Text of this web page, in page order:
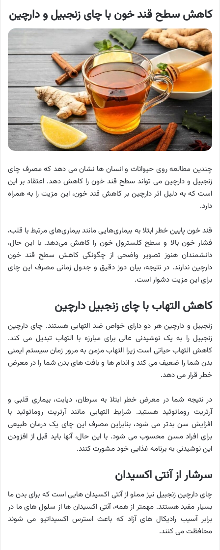
کاهش سطح قند خون با چای زنجبیل و دارچین
چندین مطالعه روی حیوانات و انسان ها نشان می دهد که مصرف چای
زنجبیل و دارچین می تواند سطح قند خون را کاهش دهد. اعتقاد بر این
است که به دلیل اثر دارچین بر کاهش قند خون، این مزیت را به همراه
دارد.
قند خون پایین خطر ابتلا به بیماری‌هایی مانند بیماری‌های مرتبط با قلب،
فشار خون بالا و سطح کلسترول خون را کاهش می‌دهد. با این حال،
دانشمندان هنوز تصویر واضحی از چگونگی کاهش سطح قند خون
دارچین ندارند. در نتیجه، بیان دوز دقیق و جدول زمانی مصرف این چای
برای این مزیت دشوار است.
کاهش التهاب با چای زنجبیل دارچین
زنجبیل و دارچین هر دو دارای خواص ضد التهابی هستند. چای دارچین
زنجبیل را به یک نوشیدنی عالی برای مبارزه با التهاب تبدیل می کند.
کاهش التهاب حیاتی است زیرا التهاب مزمن به مرور زمان سیستم ایمنی
بدن شما را ضعیف می کند و اندام ها و بافت های بدن شما را در معرض
خطر قرار می دهد.
در نتیجه شما در معرض خطر ابتلا به سرطان، دیابت، بیماری قلبی و
آرتریت روماتوئید هستید. شرایط التهابی مانند آرتریت روماتوئید با
افزایش سن بدتر می شود، بنابراین مصرف این چای یک درمان طبیعی
برای افراد مسن محسوب می شود. با این حال، آنها باید قبل از افزودن
این نوشیدنی به برنامه غذایی خود مشورت کنند.
سرشار از آنتی اکسیدان
چای دارچین زنجبیل نیز مملو از آنتی اکسیدان هایی است که برای بدن ما
بسیار مفید هستند. مهمتر از همه، آنتی اکسیدان ها از سلول های ما در
برابر آسیب رادیکال های آزاد که باعث استرس اکسیداتیو می شوند
محافظت می کنند.